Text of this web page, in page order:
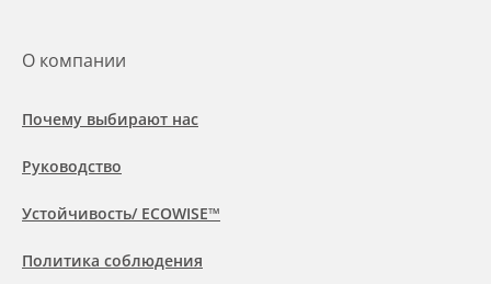
О компании
Почему выбирают нас
Руководство
Устойчивость/ ECOWISE™
Политика соблюдения